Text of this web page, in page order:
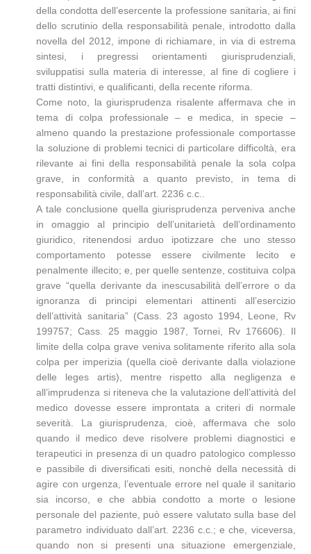
della condotta dell’esercente la professione sanitaria, ai fini
dello scrutinio della responsabilità penale, introdotto dalla
novella del 2012, impone di richiamare, in via di estrema
sintesi, i pregressi orientamenti giurisprudenziali,
sviluppatisi sulla materia di interesse, al fine di cogliere i
tratti distintivi, e qualificanti, della recente riforma.
Come noto, la giurisprudenza risalente affermava che in
tema di colpa professionale – e medica, in specie –
almeno quando la prestazione professionale comportasse
la soluzione di problemi tecnici di particolare difficoltà, era
rilevante ai fini della responsabilità penale la sola colpa
grave, in conformità a quanto previsto, in tema di
responsabilità civile, dall’art. 2236 c.c..
A tale conclusione quella giurisprudenza perveniva anche
in omaggio al principio dell’unitarietà dell’ordinamento
giuridico, ritenendosi arduo ipotizzare che uno stesso
comportamento potesse essere civilmente lecito e
penalmente illecito; e, per quelle sentenze, costituiva colpa
grave “quella derivante da inescusabilità dell’errore o da
ignoranza di principi elementari attinenti all’esercizio
dell’attività sanitaria” (Cass. 23 agosto 1994, Leone, Rv
199757; Cass. 25 maggio 1987, Tornei, Rv 176606). Il
limite della colpa grave veniva solitamente riferito alla sola
colpa per imperizia (quella cioè derivante dalla violazione
delle leges artis), mentre rispetto alla negligenza e
all’imprudenza si riteneva che la valutazione dell’attività del
medico dovesse essere improntata a criteri di normale
severità. La giurisprudenza, cioè, affermava che solo
quando il medico deve risolvere problemi diagnostici e
terapeutici in presenza di un quadro patologico complesso
e passibile di diversificati esiti, nonchè della necessità di
agire con urgenza, l’eventuale errore nel quale il sanitario
sia incorso, e che abbia condotto a morte o lesione
personale del paziente, può essere valutato sulla base del
parametro individuato dall’art. 2236 c.c.; e che, viceversa,
quando non si presenti una situazione emergenziale,